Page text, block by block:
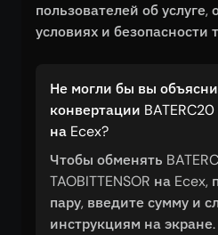
пользователей об услуге,
условиях и безопасности
Не могли бы вы
конвертации BATERC20
на Ecex?
Чтобы обменять
TAOBITTENSOR на
пару, введите сумму и
инструкциям на